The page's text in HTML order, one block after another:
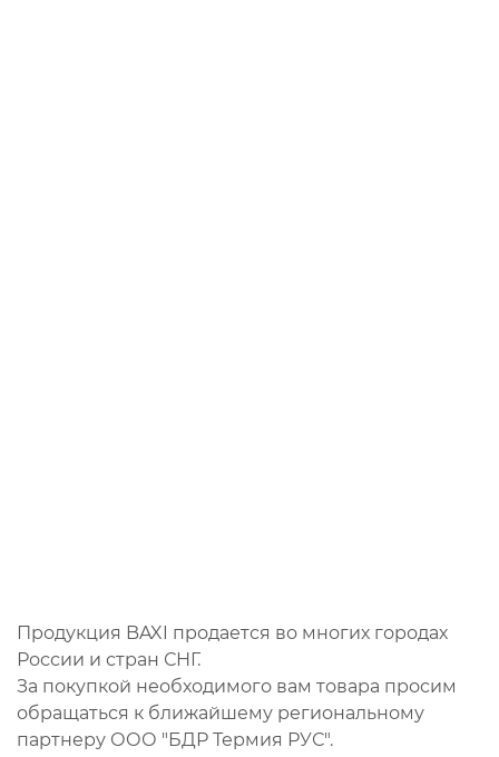
Продукция BAXI продается во многих городах
России и стран СНГ.
За покупкой необходимого вам товара просим
обращаться к ближайшему региональному
партнеру ООО "БДР Термия РУС".